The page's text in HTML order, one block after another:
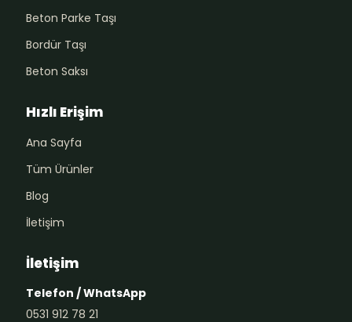
Beton Parke Taşı
Bordür Taşı
Beton Saksı
Hızlı Erişim
Ana Sayfa
Tüm Ürünler
Blog
İletişim
İletişim
Telefon / WhatsApp
0531 912 78 21